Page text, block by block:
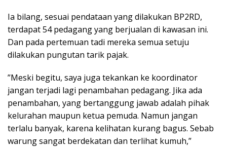
Ia bilang, sesuai pendataan yang dilakukan BP2RD,
terdapat 54 pedagang yang berjualan di kawasan ini.
Dan pada pertemuan tadi mereka semua setuju
dilakukan pungutan tarik pajak.
”Meski begitu, saya juga tekankan ke koordinator
jangan terjadi lagi penambahan pedagang. Jika ada
penambahan, yang bertanggung jawab adalah pihak
kelurahan maupun ketua pemuda. Namun jangan
terlalu banyak, karena kelihatan kurang bagus. Sebab
warung sangat berdekatan dan terlihat kumuh,”